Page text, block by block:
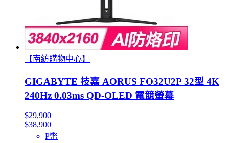
【南紡購物中心】
GIGABYTE 技嘉 AORUS FO32U2P 32型 4K
240Hz 0.03ms QD-OLED 電競螢幕
$29,900
$38,900
P幣